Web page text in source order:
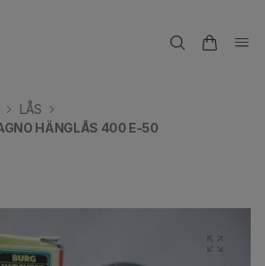
LÅS
HÄNGLÅS 400 E-50